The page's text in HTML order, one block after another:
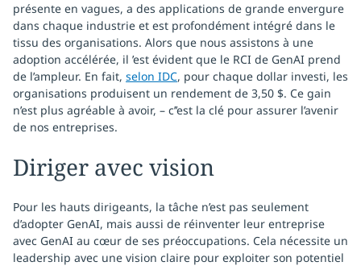
présente en vagues, a des applications de grande envergure
dans chaque industrie et est profondément intégré dans le
tissu des organisations. Alors que nous assistons à une
adoption accélérée, il ’est évident que le RCI de GenAI prend
de l’ampleur. En fait, selon IDC, pour chaque dollar investi, les
organisations produisent un rendement de 3,50 $. Ce gain
n’est plus agréable à avoir, – c’’est la clé pour assurer l’avenir
de nos entreprises.
Diriger avec vision
Pour les hauts dirigeants, la tâche n’est pas seulement
d’adopter GenAI, mais aussi de réinventer leur entreprise
avec GenAI au cœur de ses préoccupations. Cela nécessite un
leadership avec une vision claire pour exploiter son potentiel